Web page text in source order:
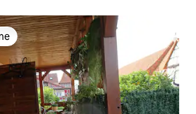
на гостите